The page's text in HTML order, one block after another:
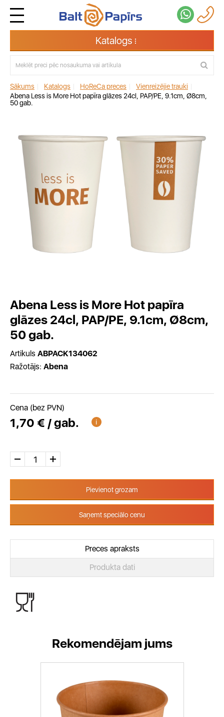
Katalogs
Sākums Katalogs HoReCa preces Vienreizējie trauki
Abena Less is More Hot papīra glāzes 24cl, PAP/PE, 9.1cm, Ø8cm,
50 gab.
Abena Less is More Hot papīra
glāzes 24cl, PAP/PE, 9.1cm, Ø8cm,
50 gab.
Artikuls ABPACK134062
Ražotājs: Abena
Cena (bez PVN)
1,70 € / gab.
Pievienot grozam
Saņemt speciālo cenu
Preces apraksts
Produkta dati
Rekomendējam jums